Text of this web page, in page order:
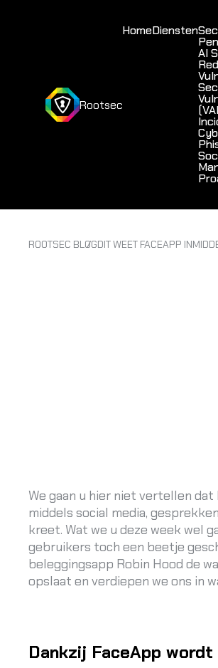
Rootsec
HomeDiensten
AI
ROOTSEC BLOGDIT WEET FACEAPP
We gaan u hier niet vertellen
middels social media,
kreet. Wat we u deze week wel
gebruikers toch een beetje
beleggingsapp Robin Hood de
opslaat en verdiepen we ons in
Dankzij FaceApp